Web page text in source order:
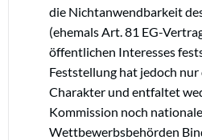
die Nichtanwendbarkeit
(ehemals Art. 81 EG-
öffentlichen Interesses
Feststellung hat jedoch
Charakter und entfaltet
Kommission noch
Wettbewerbsbehörden